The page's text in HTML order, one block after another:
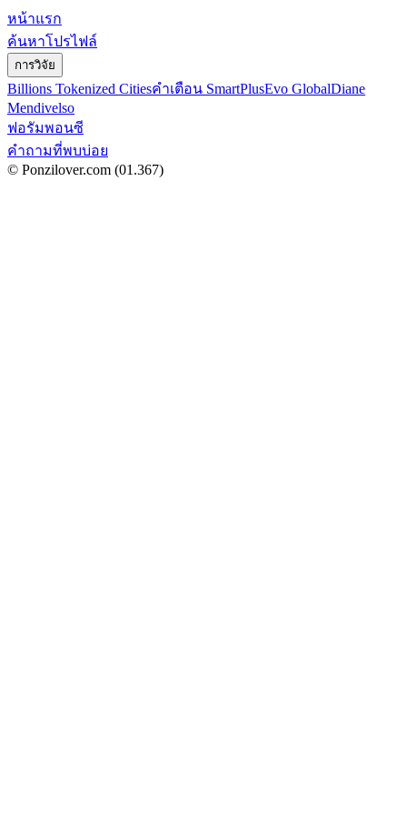
หน้าแรก
ค้นหาโปรไฟล์
การวิจัย
Billions Tokenized Citiesคำเตือน SmartPlusEvo GlobalDiane
Mendivelso
ฟอรัมพอนซี
คำถามที่พบบ่อย
© Ponzilover.com (01.367)